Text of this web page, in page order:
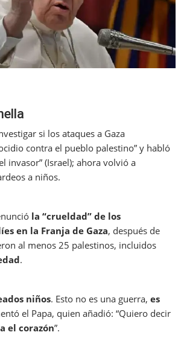
si los ataques a Gaza
contra el pueblo palestino” y habló
invasor” (Israel); ahora volvió a
a niños.
la “crueldad” de los
en la Franja de Gaza, después de
al menos 25 palestinos, incluidos
.
niños. Esto no es una guerra,es
el Papa, quien añadió: “Quiero decir
el corazón”.